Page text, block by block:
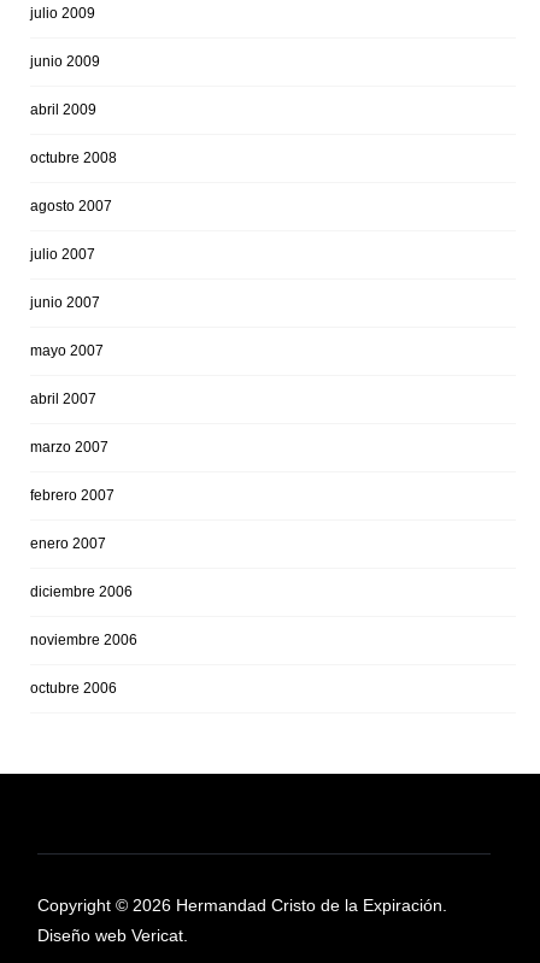
julio 2009
junio 2009
abril 2009
octubre 2008
agosto 2007
julio 2007
junio 2007
mayo 2007
abril 2007
marzo 2007
febrero 2007
enero 2007
diciembre 2006
noviembre 2006
octubre 2006
Copyright © 2026 Hermandad Cristo de la Expiración.
Diseño web Vericat.